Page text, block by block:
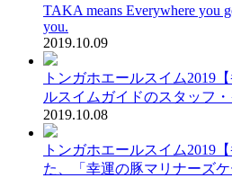
TAKA means Everywhere you
you.
2019.10.09
トンガホエールスイム2019
ルスイムガイドのスタッフ
2019.10.08
トンガホエールスイム2019
た、「幸運の豚マリナーズ